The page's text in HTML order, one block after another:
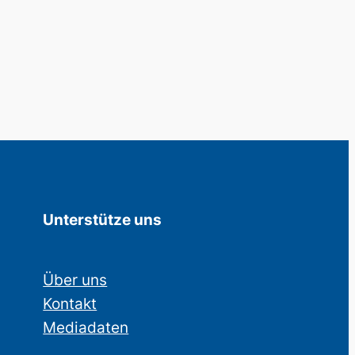
Unterstütze uns
Über uns
Kontakt
Mediadaten